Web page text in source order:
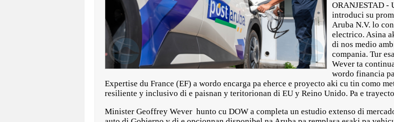
ORANJESTAD -
introduci su
Aruba N.V. lo
electrico. Asina
di nos medio
compania. Tur
Wever ta
wordo financia
Expertise du France (EF) a wordo encarga pa eherce e proyecto aki cu tin como
resiliente y inclusivo di e paisnan y teritorionan di EU y Reino Unido. Pa e
Minister Geoffrey Wever hunto cu DOW a completa un estudio extenso di